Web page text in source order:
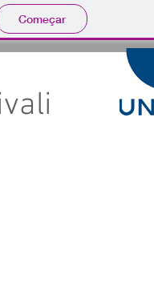
Começar